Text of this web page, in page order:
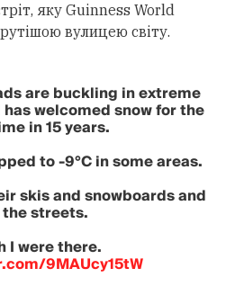
яку Guinness World
вулицею світу.
are buckling in extreme
welcomed snow for the
in 15 years.
to -9°C in some areas.
skis and snowboards and
streets.
I were there.
9MAUcy15tW